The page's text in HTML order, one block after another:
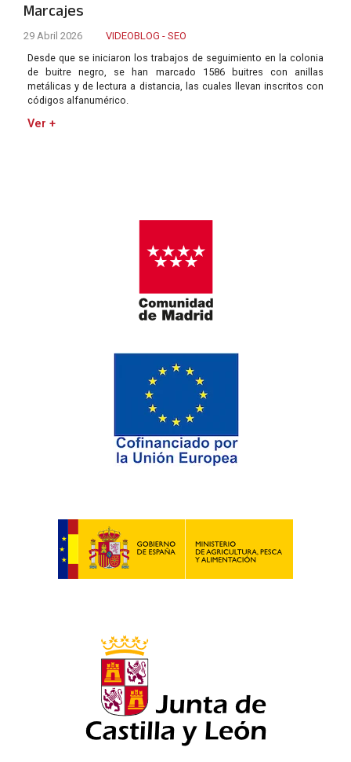
Marcajes
29 Abril 2026
VIDEOBLOG - SEO
Desde que se iniciaron los trabajos de seguimiento en la colonia
de buitre negro, se han marcado 1586 buitres con anillas
metálicas y de lectura a distancia, las cuales llevan inscritos con
códigos alfanumérico.
Ver +